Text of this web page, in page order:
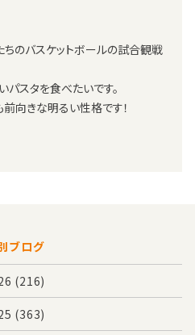
のバスケットボールの試合観戦
スタを食べたいです。
向きな明るい性格です！
ブログ
(216)
(363)